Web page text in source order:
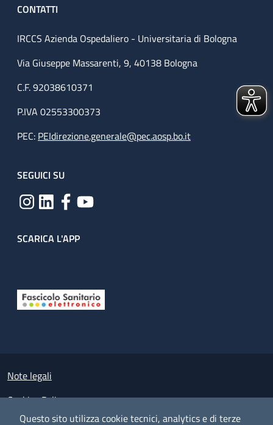
Questo sito utilizza cookie tecnici, analytics e di terze
CONTATTI
IRCCS Azienda Ospedaliero - Universitaria di Bologna
Via Giuseppe Massarenti, 9, 40138 Bologna
C.F. 92038610371
P.IVA 02553300373
PEC: PEIdirezione.generale@pec.aosp.bo.it
SEGUICI SU
SCARICA L'APP
Small prints
Note legali
Cookies Policy